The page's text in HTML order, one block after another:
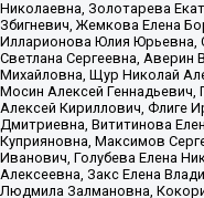
Николаевна, Золотарева
Збигневич, Жемкова Елена
Илларионова Юлия Юрьевна,
Светлана Сергеевна, Аверин
Михайловна, Щур Николай
Мосин Алексей
Алексей Кириллович, Флиге
Дмитриевна, Вититинова
Куприяновна, Максимов
Иванович, Голубева Елена
Алексеевна, Закс Елена
Людмила Залмановна,